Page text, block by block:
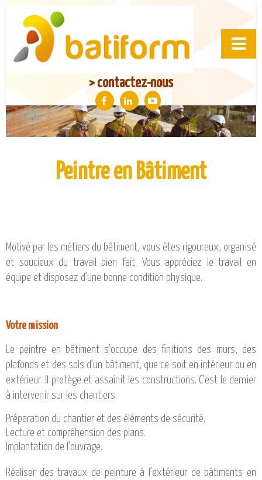
NOS ENGAGEMENTS MUTUELS
NOS PERFORMANCES
PARTENAIRES
LE CONTRAT DE PROFESSIONNALISATION
CATALOGUE DE FORMATIONS
INSCRIPTIONS
NOS MODALITÉS D’ACCÈS
OPPORTUNITÉS
AGENDA
> contactez-nous
Peintre en Bâtiment
Motivé par les métiers du bâtiment, vous êtes rigoureux, organisé
et soucieux du travail bien fait. Vous appréciez le travail en
équipe et disposez d’une bonne condition physique.
Votre mission
Le peintre en bâtiment s’occupe des finitions des murs, des
plafonds et des sols d’un bâtiment, que ce soit en intérieur ou en
extérieur. Il protège et assainit les constructions. C’est le dernier
à intervenir sur les chantiers.
Préparation du chantier et des éléments de sécurité.
Lecture et compréhension des plans.
Implantation de l’ouvrage.
Réaliser des travaux de peinture à l’extérieur de bâtiments en